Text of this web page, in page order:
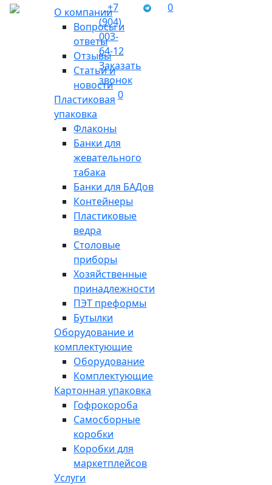
О компании
Вопросы и
ответы
Отзывы
Статьи и
новости
Пластиковая
упаковка
Флаконы
Банки для
жевательного
табака
Банки для БАДов
Контейнеры
Пластиковые
ведра
Столовые
приборы
Хозяйственные
принадлежности
ПЭТ преформы
Бутылки
Оборудование и
комплектующие
Оборудование
Комплектующие
Картонная упаковка
Гофрокороба
Самосборные
коробки
Коробки для
маркетплейсов
Услуги
+7
(904)
003-
64-12
Заказать
звонок
0
0